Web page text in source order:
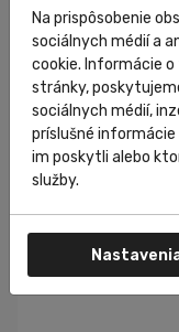
čo zaručuje
otvory na
vyhrňovaniu
Elastické
rukávoch a
tele, lepšie
vetrom.
pravidelný
oblečeniapod
škálu postáv
Na prispôsobenie
sociálnych médií a
cookie. Informácie
stránky,
sociálnych médií,
príslušné
im poskytli alebo
služby.